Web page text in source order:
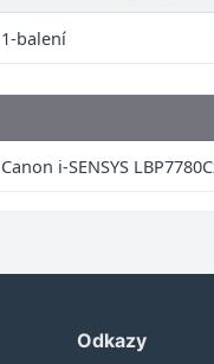
1-balení
Canon i-SENSYS
Odkazy